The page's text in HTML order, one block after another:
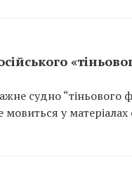
судно “тіньового
мовиться у